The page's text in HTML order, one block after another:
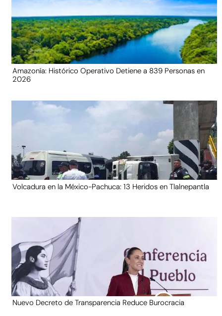
Amazonía: Histórico Operativo Detiene a 839 Personas en
2026
Volcadura en la México-Pachuca: 13 Heridos en Tlalnepantla
Nuevo Decreto de Transparencia Reduce Burocracia